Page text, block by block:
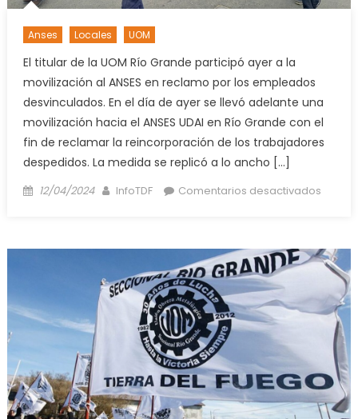
Anses Locales UOM
El titular de la UOM Río Grande participó ayer a la
movilización al ANSES en reclamo por los empleados
desvinculados. En el día de ayer se llevó adelante una
movilización hacia el ANSES UDAI en Río Grande con el
fin de reclamar la reincorporación de los trabajadores
despedidos. La medida se replicó a lo ancho […]
Posted
12/04/2024 Author
InfoTDF Comentarios desactivadosen
La
OUM
criticó
la
falta
de
para